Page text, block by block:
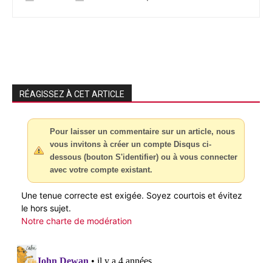
RÉAGISSEZ À CET ARTICLE
Pour laisser un commentaire sur un article, nous
vous invitons à créer un compte Disqus ci-
dessous (bouton S'identifier) ou à vous connecter
avec votre compte existant.
Une tenue correcte est exigée. Soyez courtois et évitez
le hors sujet.
Notre charte de modération